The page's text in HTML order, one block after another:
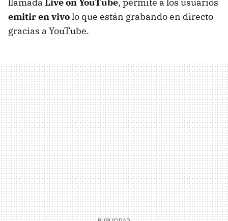
emitir en vivolo que están grabando en directo
gracias a YouTube.